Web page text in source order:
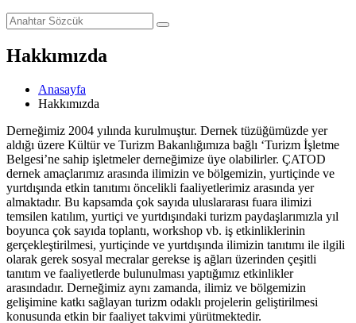
Hakkımızda
Anasayfa
Hakkımızda
Derneğimiz 2004 yılında kurulmuştur. Dernek tüzüğümüzde yer
aldığı üzere Kültür ve Turizm Bakanlığımıza bağlı ‘Turizm İşletme
Belgesi’ne sahip işletmeler derneğimize üye olabilirler. ÇATOD
dernek amaçlarımız arasında ilimizin ve bölgemizin, yurtiçinde ve
yurtdışında etkin tanıtımı öncelikli faaliyetlerimiz arasında yer
almaktadır. Bu kapsamda çok sayıda uluslararası fuara ilimizi
temsilen katılım, yurtiçi ve yurtdışındaki turizm paydaşlarımızla yıl
boyunca çok sayıda toplantı, workshop vb. iş etkinliklerinin
gerçekleştirilmesi, yurtiçinde ve yurtdışında ilimizin tanıtımı ile ilgili
olarak gerek sosyal mecralar gerekse iş ağları üzerinden çeşitli
tanıtım ve faaliyetlerde bulunulması yaptığımız etkinlikler
arasındadır. Derneğimiz aynı zamanda, ilimiz ve bölgemizin
gelişimine katkı sağlayan turizm odaklı projelerin geliştirilmesi
konusunda etkin bir faaliyet takvimi yürütmektedir.